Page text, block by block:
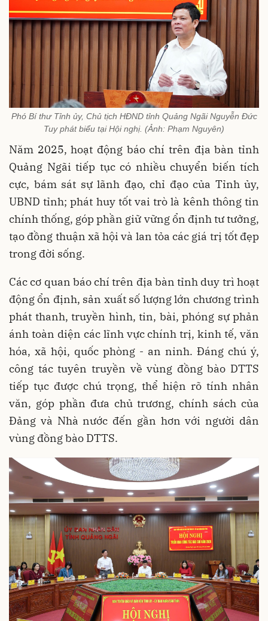
Phó Bí thư Tỉnh ủy, Chủ tịch HĐND tỉnh Quảng Ngãi Nguyễn Đức
Tuy phát biểu tại Hội nghị. (Ảnh: Phạm Nguyên)
Năm 2025, hoạt động báo chí trên địa bàn tỉnh
Quảng Ngãi tiếp tục có nhiều chuyển biến tích
cực, bám sát sự lãnh đạo, chỉ đạo của Tỉnh ủy,
UBND tỉnh; phát huy tốt vai trò là kênh thông tin
chính thống, góp phần giữ vững ổn định tư tưởng,
tạo đồng thuận xã hội và lan tỏa các giá trị tốt đẹp
trong đời sống.
Các cơ quan báo chí trên địa bàn tỉnh duy trì hoạt
động ổn định, sản xuất số lượng lớn chương trình
phát thanh, truyền hình, tin, bài, phóng sự phản
ánh toàn diện các lĩnh vực chính trị, kinh tế, văn
hóa, xã hội, quốc phòng - an ninh. Đáng chú ý,
công tác tuyên truyền về vùng đồng bào DTTS
tiếp tục được chú trọng, thể hiện rõ tính nhân
văn, góp phần đưa chủ trương, chính sách của
Đảng và Nhà nước đến gần hơn với người dân
vùng đồng bào DTTS.